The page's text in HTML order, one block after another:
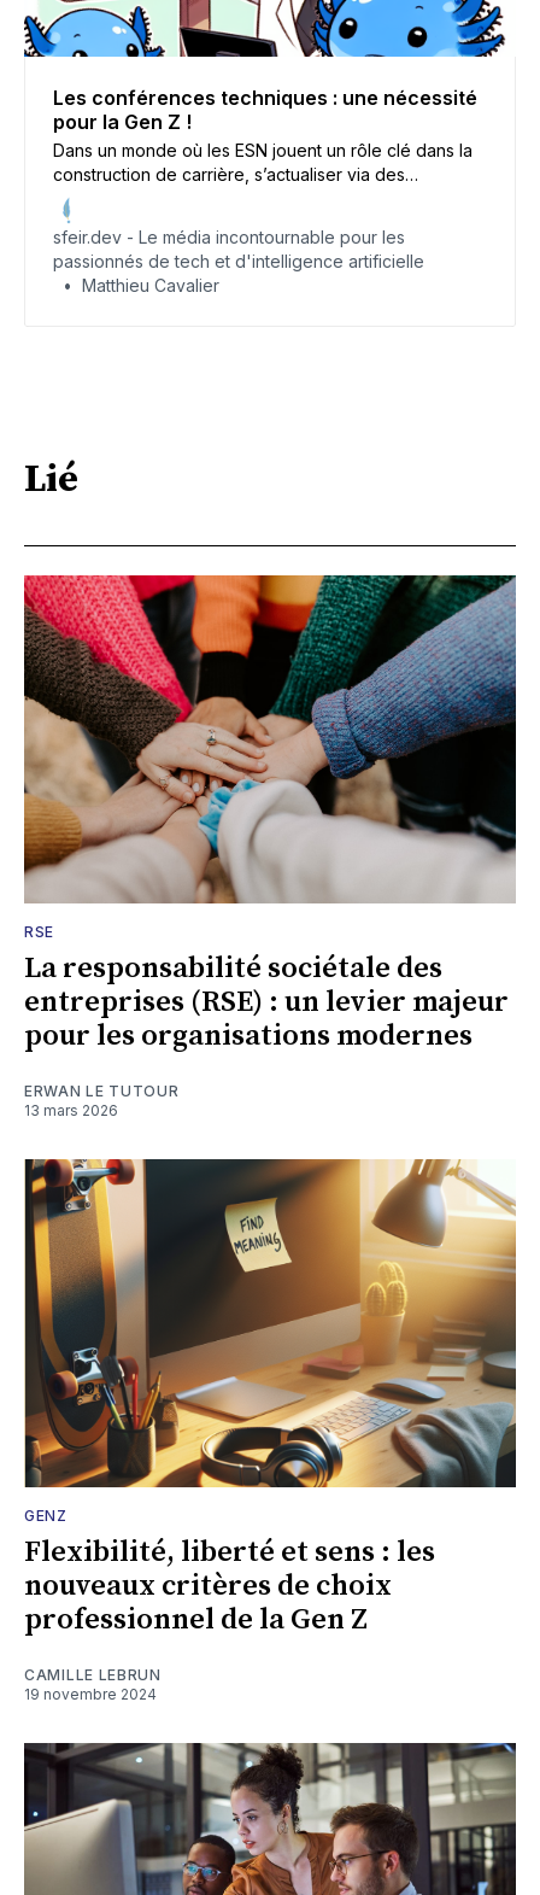
Les conférences techniques : une nécessité
pour la Gen Z !
Dans un monde où les ESN jouent un rôle clé dans la
construction de carrière, s’actualiser via des
conférences techniques devient indispensable. Focus
sur cette formation continue, si chère à SFEIR.
sfeir.dev - Le média incontournable pour les
passionnés de tech et d'intelligence artificielle
Matthieu Cavalier
Lié
RSE
La responsabilité sociétale des
entreprises (RSE) : un levier majeur
pour les organisations modernes
ERWAN LE TUTOUR
13 mars 2026
GENZ
Flexibilité, liberté et sens : les
nouveaux critères de choix
professionnel de la Gen Z
CAMILLE LEBRUN
19 novembre 2024